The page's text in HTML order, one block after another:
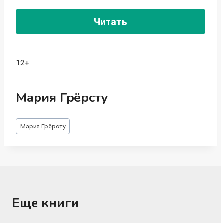
Читать
12+
Мария Грёрсту
Метки
записи:
Мария Грёрсту
Еще книги